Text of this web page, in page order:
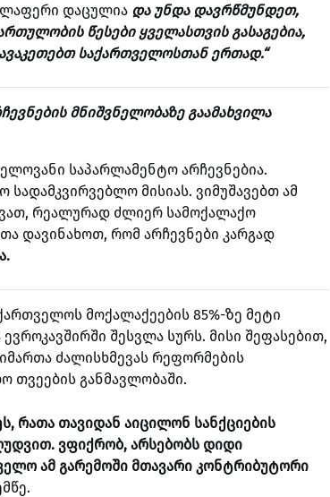
დაცულია და უნდა დავრწმუნდეთ,
წესები ყველასთვის გასაგებია,
საქართველოსთან ერთად.“
მნიშვნელობაზე გაამახვილა
საპარლამენტო არჩევნებია.
მისიას. ვიმუშავებთ ამ
რეალურად ძლიერ სამოქალაქო
დავინახოთ, რომ არჩევნები კარგად
მოქალაქეების 85%-ზე მეტი
შესვლა სურს. მისი შეფასებით,
ძალისხმევას რეფორმების
თვეების განმავლობაში.
რათა თავიდან აიცილონ სანქციების
ვფიქრობ, არსებობს დიდი
ამ გარემოში მთავარი კონტრიბუტორი